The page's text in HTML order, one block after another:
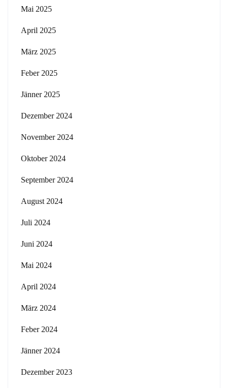
Mai 2025
April 2025
März 2025
Feber 2025
Jänner 2025
Dezember 2024
November 2024
Oktober 2024
September 2024
August 2024
Juli 2024
Juni 2024
Mai 2024
April 2024
März 2024
Feber 2024
Jänner 2024
Dezember 2023